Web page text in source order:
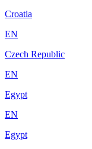
Croatia
EN
Czech Republic
EN
Egypt
EN
Egypt